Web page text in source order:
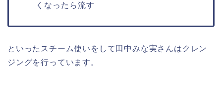
くなったら流す
といったスチーム使いをして田中みな実さんはクレン
ジングを行っています。